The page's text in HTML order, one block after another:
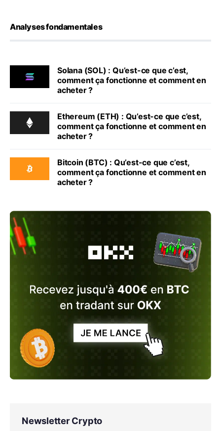
Analyses fondamentales
Solana (SOL) : Qu’est-ce que c’est,
comment ça fonctionne et comment en
acheter ?
Ethereum (ETH) : Qu’est-ce que c’est,
comment ça fonctionne et comment en
acheter ?
Bitcoin (BTC) : Qu’est-ce que c’est,
comment ça fonctionne et comment en
acheter ?
Newsletter Crypto